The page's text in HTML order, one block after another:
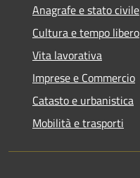
Anagrafe e stato civile
Cultura e tempo libero
Vita lavorativa
Imprese e Commercio
Catasto e urbanistica
Mobilità e trasporti